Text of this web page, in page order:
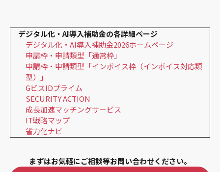
デジタル化・AI導入補助金の各詳細ページ
デジタル化・AI導入補助金2026ホームページ
申請枠・申請類型「通常枠」
申請枠・申請類型「インボイス枠（インボイス対応類
型）」
GビスIDプライム
SECURITY ACTION
成長加速マッチングサービス
IT戦略マップ
省力化ナビ
まずはお気軽にご相談等お問い合わせください。